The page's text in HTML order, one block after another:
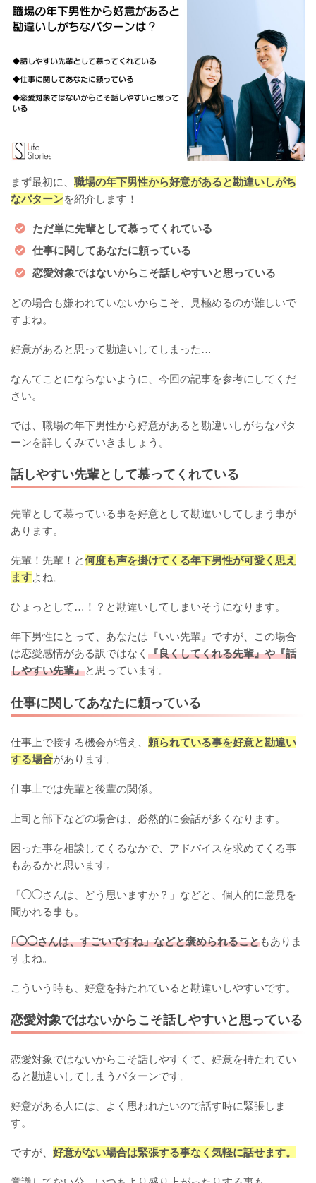
まず最初に、 職場の年下男性から好意があると勘違いしがち
なパターンを紹介します！
ただ単に先輩として慕ってくれている
仕事に関してあなたに頼っている
恋愛対象ではないからこそ話しやすいと思っている
どの場合も嫌われていないからこそ、見極めるのが難しいで
すよね。
好意があると思って勘違いしてしまった…
なんてことにならないように、今回の記事を参考にしてくだ
さい。
では、職場の年下男性から好意があると勘違いしがちなパタ
ーンを詳しくみていきましょう。
話しやすい先輩として慕ってくれている
先輩として慕っている事を好意として勘違いしてしまう事が
あります。
先輩！先輩！と何度も声を掛けてくる年下男性が可愛く思え
ますよね。
ひょっとして…！？と勘違いしてしまいそうになります。
年下男性にとって、あなたは『いい先輩』ですが、この場合
は恋愛感情がある訳ではなく 『良くしてくれる先輩』や『話
しやすい先輩』と思っています。
仕事に関してあなたに頼っている
仕事上で接する機会が増え、 頼られている事を好意と勘違い
する場合があります。
仕事上では先輩と後輩の関係。
上司と部下などの場合は、必然的に会話が多くなります。
困った事を相談してくるなかで、アドバイスを求めてくる事
もあるかと思います。
「◯◯さんは、どう思いますか？」などと、個人的に意見を
聞かれる事も。
｢◯◯さんは、すごいですね」などと褒められることもありま
すよね。
こういう時も、好意を持たれていると勘違いしやすいです。
恋愛対象ではないからこそ話しやすいと思っている
恋愛対象ではないからこそ話しやすくて、好意を持たれてい
ると勘違いしてしまうパターンです。
好意がある人には、よく思われたいので話す時に緊張しま
す。
ですが、 好意がない場合は緊張する事なく気軽に話せます。